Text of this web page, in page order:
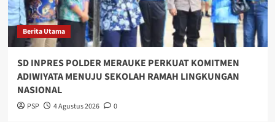
Berita Utama
SD INPRES POLDER MERAUKE PERKUAT KOMITMEN
ADIWIYATA MENUJU SEKOLAH RAMAH LINGKUNGAN
NASIONAL
PSP 4 Agustus 2026 0